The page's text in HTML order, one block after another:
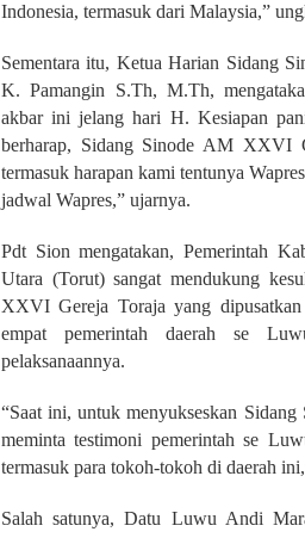
Indonesia, termasuk dari Malaysia,”
Sementara itu, Ketua Harian Sidang
K. Pamangin S.Th, M.Th,
akbar ini jelang hari H. Kesiapan
berharap, Sidang Sinode AM XXVI
termasuk harapan kami tentunya
jadwal Wapres,” ujarnya.
Pdt Sion mengatakan, Pemerintah
Utara (Torut) sangat mendukung
XXVI Gereja Toraja yang
empat pemerintah daerah se
pelaksanaannya.
“Saat ini, untuk menyukseskan
meminta testimoni pemerintah se
termasuk para tokoh-tokoh di daerah
Salah satunya, Datu Luwu Andi